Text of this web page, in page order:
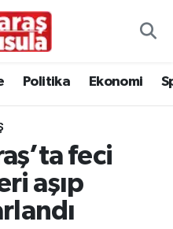
Politika Ekonomi
feci
aşıp
Haritası
ve Fikstür